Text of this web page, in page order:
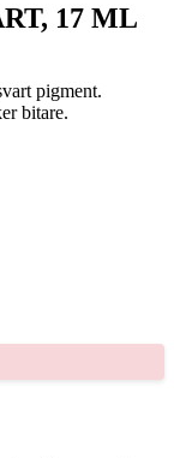
17 ML
pigment.
bitare.